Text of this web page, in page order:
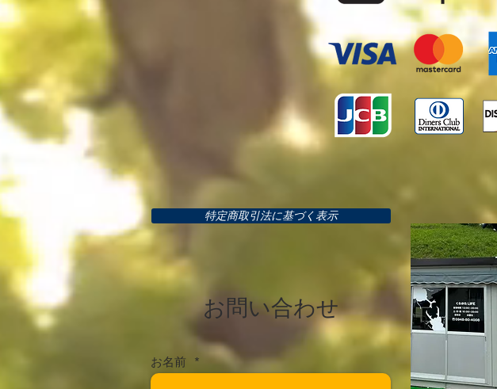
特定商取引法に基づく表示
お問い合わせ
お名前